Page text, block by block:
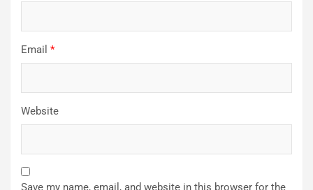
Email *
Website
Save my name, email, and website in this browser for the